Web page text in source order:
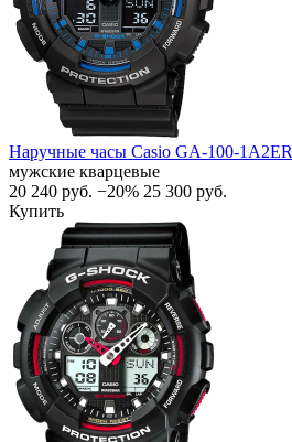
Наручные часы Casio GA-100-1A2ER
мужские кварцевые
20 240 руб. −20% 25 300 руб.
Купить